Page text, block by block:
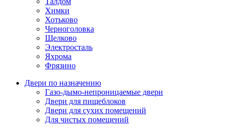
Химки
Хотьково
Черноголовка
Щелково
Электросталь
Яхрома
Фрязино
Двери по назначению
Газо-дымо-непроницаемые двери
Двери для пищеблоков
Двери для сухих помещений
Для чистых помещений